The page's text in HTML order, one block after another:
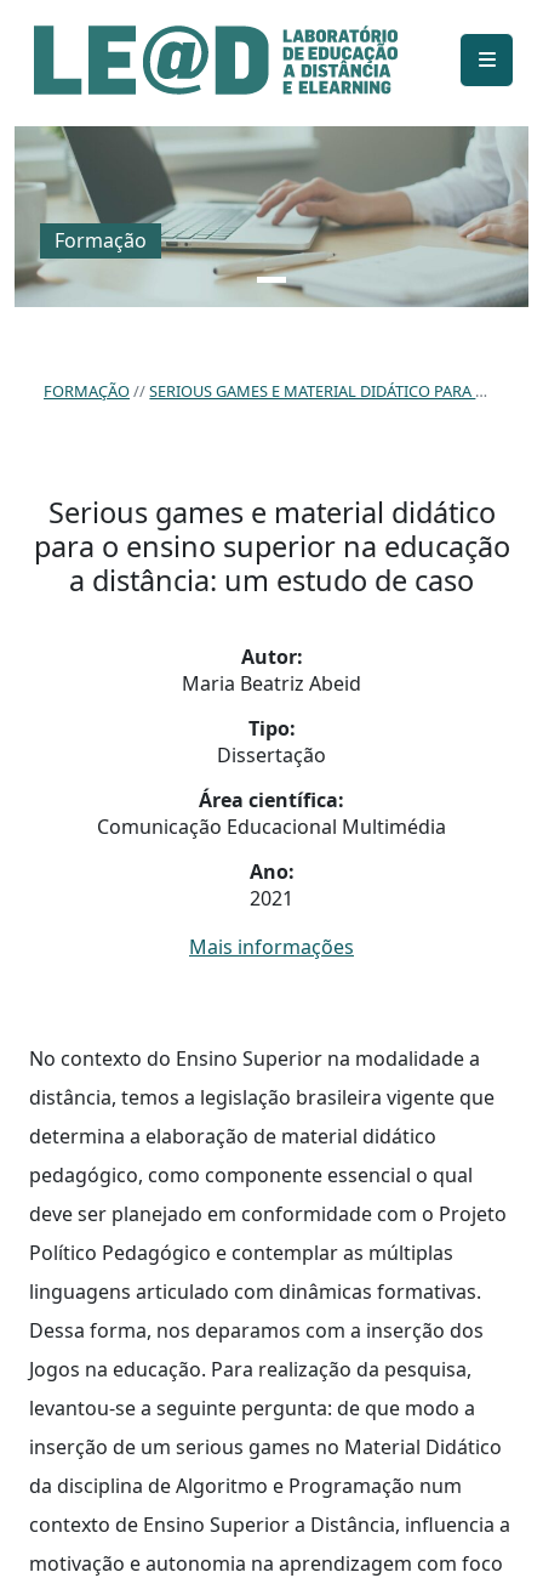
Ir para o conteúdo principal
Informações de acessibilidade
Mapa do site
Formação
FORMAÇÃO SERIOUS GAMES E MATERIAL DIDÁTICO PARA O ENSINO SUPERIOR NA EDUCAÇÃO A DISTÂNCIA: UM ESTUDO DE CASO
Serious games e material didático
para o ensino superior na educação
a distância: um estudo de caso
Autor:
Maria Beatriz Abeid
Tipo:
Dissertação
Área científica:
Comunicação Educacional Multimédia
Ano:
2021
Mais informações
No contexto do Ensino Superior na modalidade a
distância, temos a legislação brasileira vigente que
determina a elaboração de material didático
pedagógico, como componente essencial o qual
deve ser planejado em conformidade com o Projeto
Político Pedagógico e contemplar as múltiplas
linguagens articulado com dinâmicas formativas.
Dessa forma, nos deparamos com a inserção dos
Jogos na educação. Para realização da pesquisa,
levantou-se a seguinte pergunta: de que modo a
inserção de um serious games no Material Didático
da disciplina de Algoritmo e Programação num
contexto de Ensino Superior a Distância, influencia a
motivação e autonomia na aprendizagem com foco